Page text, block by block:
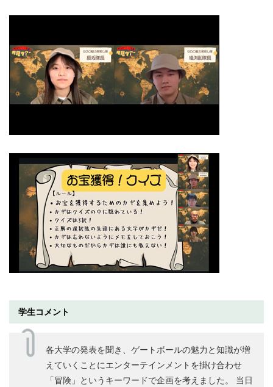
学生コメント
各大学の発表を聞き、ゲートボールの魅力と知識が増
えていくことにエンターテインメントを掛け合わせ
「冒険」というキーワードで企画を考えました。 当日